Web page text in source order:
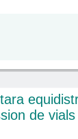
de